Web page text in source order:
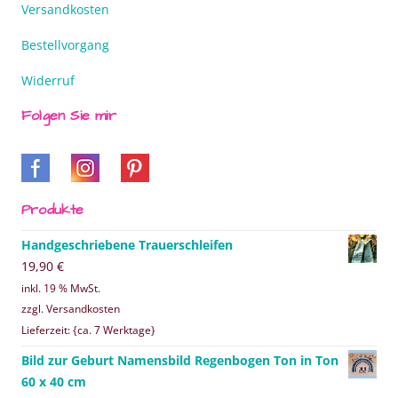
Versandkosten
Bestellvorgang
Widerruf
Folgen Sie mir
Produkte
Handgeschriebene Trauerschleifen
19,90 €
inkl. 19 % MwSt.
zzgl. Versandkosten
Lieferzeit: {ca. 7 Werktage}
Bild zur Geburt Namensbild Regenbogen Ton in Ton
60 x 40 cm